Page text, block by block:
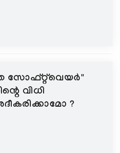
സോഫ്റ്റ്‌വെയര്‍"
വിധി
?